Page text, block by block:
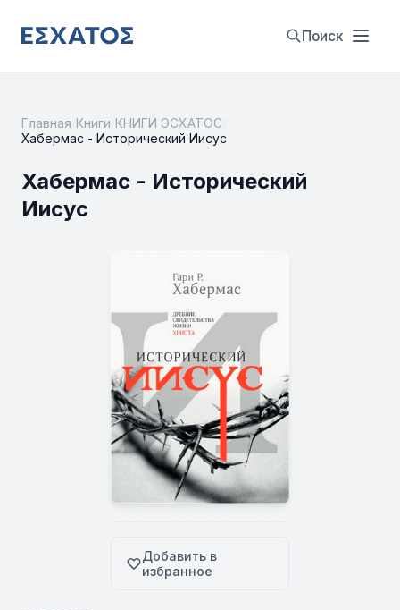
Поиск
Главная Книги КНИГИ ЭСХАТОС
Хабермас - Исторический Иисус
Хабермас - Исторический
Иисус
Добавить в
избранное